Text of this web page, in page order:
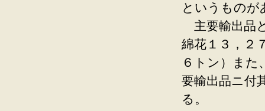
というものが
主要輸出品
綿花１３，２
６トン）また
要輸出品ニ付
る。